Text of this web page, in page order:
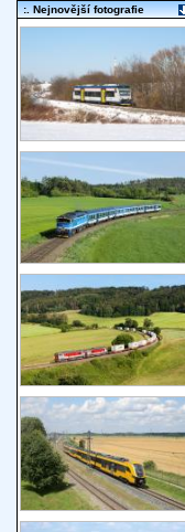
:. Nejnovější fotografie